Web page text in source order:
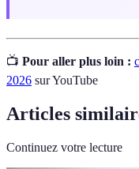
📺 Pour aller plus loin :
2026 sur YouTube
Articles
Continuez votre lecture